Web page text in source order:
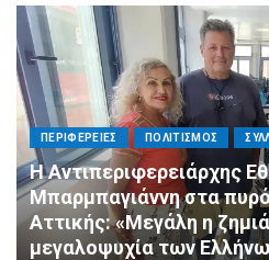
ΠΟΛΙΤΙΣΜΟΣ ΣΥΛΛΟΓΟΙ - ΕΝΩΣΕΙΣ
Άμεση κινητοποίηση της
Αλληλεγγύης (Ε.Ο.Α.) για
στο Πόρτο Γερμενό